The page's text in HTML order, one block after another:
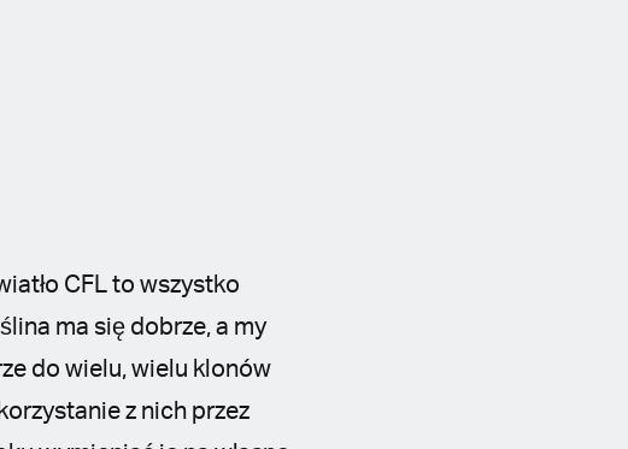
CFL to wszystko
ma się dobrze, a my
do wielu, wielu klonów
z nich przez